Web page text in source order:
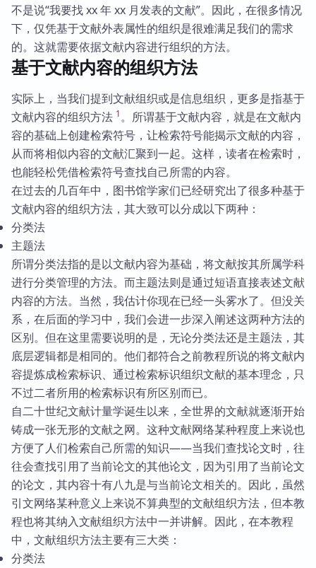
不是说“我要找 xx 年 xx 月发表的文献”。因此，在很多情况
下，仅凭基于文献外表属性的组织是很难满足我们的需求
的。这就需要依据文献内容进行组织的方法。
基于文献内容的组织方法
实际上，当我们提到文献组织或是信息组织，更多是指基于
文献内容的组织方法 1。所谓基于文献内容，就是在文献内
容的基础上创建检索符号，让检索符号能揭示文献的内容，
从而将相似内容的文献汇聚到一起。这样，读者在检索时，
也能轻松凭借检索符号查找自己所需的内容。
在过去的几百年中，图书馆学家们已经研究出了很多种基于
文献内容的组织方法，其大致可以分成以下两种：
分类法
主题法
所谓分类法指的是以文献内容为基础，将文献按其所属学科
进行分类管理的方法。而主题法则是通过短语直接表述文献
内容的方法。当然，我估计你现在已经一头雾水了。但没关
系，在后面的学习中，我们会进一步深入阐述这两种方法的
区别。但在这里需要说明的是，无论分类法还是主题法，其
底层逻辑都是相同的。他们都符合之前教程所说的将文献内
容提炼成检索标识、通过检索标识组织文献的基本理念，只
不过二者所用的检索标识有所区别而已。
自二十世纪文献计量学诞生以来，全世界的文献就逐渐开始
铸成一张无形的文献之网。这种文献网络某种程度上来说也
方便了人们检索自己所需的知识——当我们查找论文时，往
往会查找引用了当前论文的其他论文，因为引用了当前论文
的论文，其内容十有八九是与当前论文相关的。因此，虽然
引文网络某种意义上来说不算典型的文献组织方法，但本教
程也将其纳入文献组织方法中一并讲解。因此，在本教程
中，文献组织方法主要有三大类：
分类法